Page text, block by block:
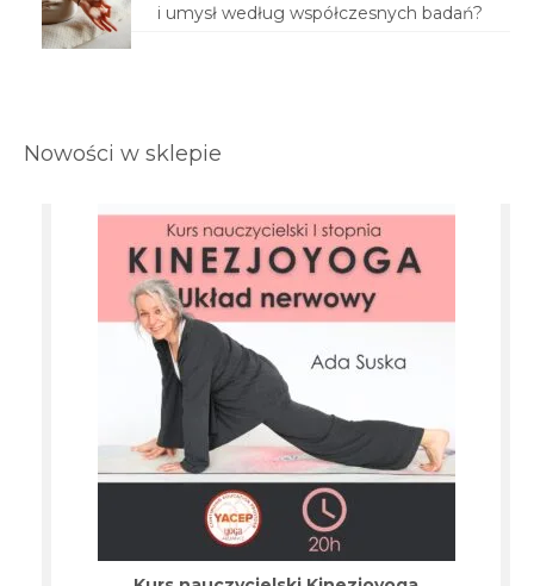
i umysł według współczesnych badań?
Nowości w sklepie